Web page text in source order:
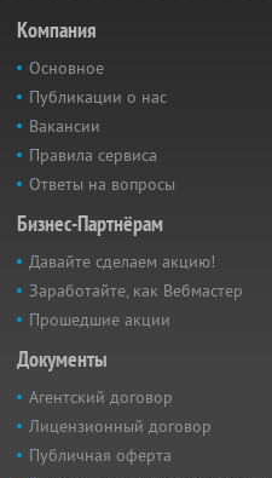
Компания
Основное
Публикации о нас
Вакансии
Правила сервиса
Ответы на вопросы
Бизнес-Партнёрам
Давайте сделаем акцию!
Заработайте, как Вебмастер
Прошедшие акции
Документы
Агентский договор
Лицензионный договор
Публичная оферта